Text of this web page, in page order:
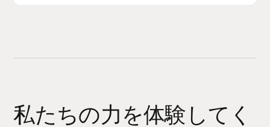
私たちの力を体験してく